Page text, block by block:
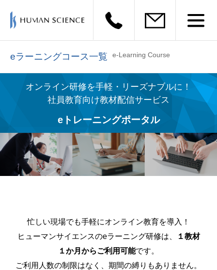
eラーニングコース一覧 e-Learning Course
オンライン研修を手軽・リーズナブルに！
社員教育向け教材配信サービス
eトレーニングポータル
忙しい現場でも手軽にオンライン教育を導入！
ヒューマンサイエンスのeラーニング研修は、
１教材
１か月からご利用可能です。
ご利用人数の制限はなく、期間の縛りもありません。